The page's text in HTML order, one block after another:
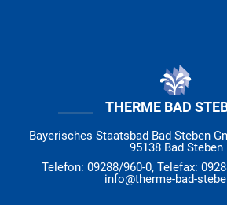
THERME BAD
Bayerisches Staatsbad Bad Steben
95138 Bad Steben
Telefon: 09288/960-0, Telefax:
info@therme-bad-